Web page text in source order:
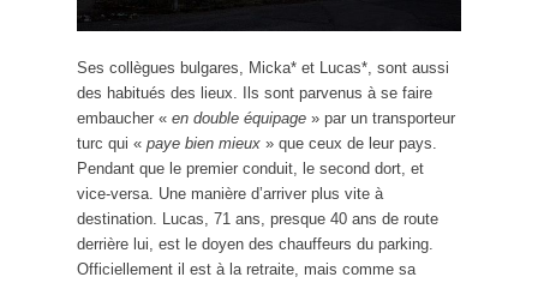
Ses collègues bulgares, Micka* et Lucas*, sont aussi
des habitués des lieux. Ils sont parvenus à se faire
embaucher « en double équipage » par un transporteur
turc qui « paye bien mieux » que ceux de leur pays.
Pendant que le premier conduit, le second dort, et
vice-versa. Une manière d’arriver plus vite à
destination. Lucas, 71 ans, presque 40 ans de route
derrière lui, est le doyen des chauffeurs du parking.
Officiellement il est à la retraite, mais comme sa